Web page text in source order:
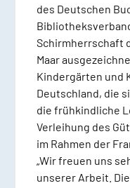
des Deutschen
Schirmherrschaft
Maar
Kindergärten und
Deutschland, die
die frühkindliche
Verleihung des
im Rahmen der
„Wir freuen uns
unserer Arbeit.